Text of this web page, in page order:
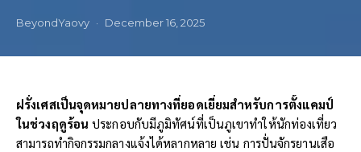
BeyondYaovy December 16, 2025
ฝรั่งเศสเป็นจุดหมายปลายทางที่ยอดเยี่ยมสำหรับการตั้งแคมป์
ในช่วงฤดูร้อน ประกอบกับมีภูมิทัศน์ที่เป็นภูเขาทำให้นักท่องเที่ยว
สามารถทำกิจกรรมกลางแจ้งได้หลากหลาย เช่น การปั่นจักรยานเสือ